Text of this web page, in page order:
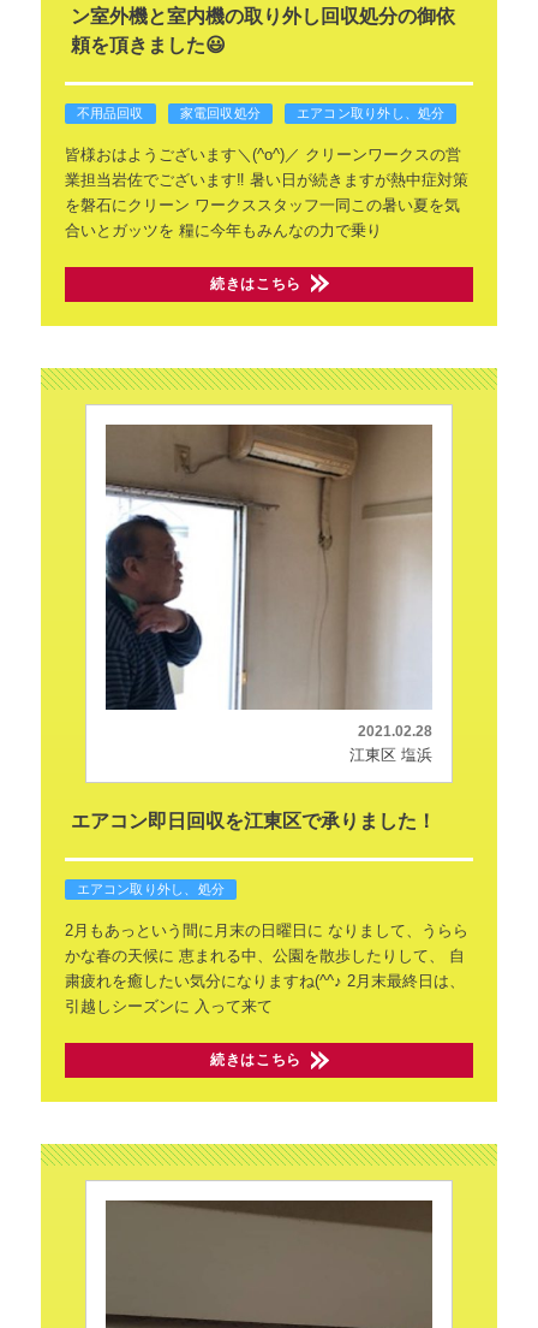
ン室外機と室内機の取り外し回収処分の御依
頼を頂きました😃
不用品回収 家電回収処分 エアコン取り外し、処分
皆様おはようございます＼(^o^)／ クリーンワークスの営
業担当岩佐でございます‼️ 暑い日が続きますが熱中症対策
を磐石にクリーン ワークススタッフ一同この暑い夏を気
合いとガッツを 糧に今年もみんなの力で乗り
続きはこちら
2021.02.28
江東区 塩浜
エアコン即日回収を江東区で承りました！
エアコン取り外し、処分
2月もあっという間に月末の日曜日に なりまして、うらら
かな春の天候に 恵まれる中、公園を散歩したりして、
自
粛疲れを癒したい気分になりますね(^^♪ 2月末最終日は、
引越しシーズンに 入って来て
続きはこちら